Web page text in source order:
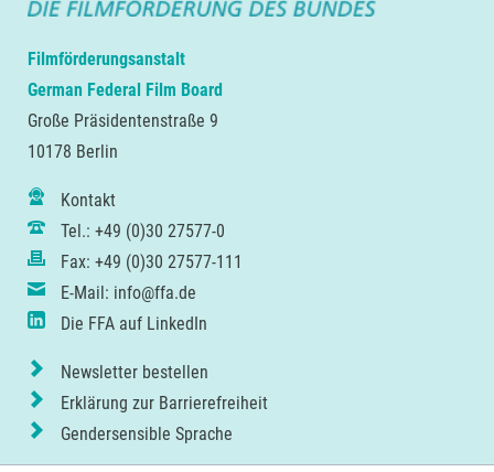
Filmförderungsanstalt
German Federal Film Board
Große Präsidentenstraße 9
10178 Berlin
Kontakt
Tel.: +49 (0)30 27577-0
Fax: +49 (0)30 27577-111
E-Mail: info@ffa.de
Die FFA auf LinkedIn
Newsletter bestellen
Erklärung zur Barrierefreiheit
Gendersensible Sprache